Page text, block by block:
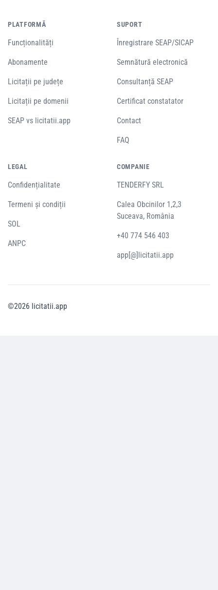
PLATFORMĂ
Funcționalități
Abonamente
Licitații pe județe
Licitații pe domenii
SEAP vs licitatii.app
SUPORT
Înregistrare SEAP/SICAP
Semnătură electronică
Consultanță SEAP
Certificat constatator
Contact
FAQ
LEGAL
Confidențialitate
Termeni și condiții
SOL
ANPC
COMPANIE
TENDERFY SRL
Calea Obcinilor 1,2,3
Suceava, România
+40 774 546 403
app[@]licitatii.app
©2026 licitatii.app